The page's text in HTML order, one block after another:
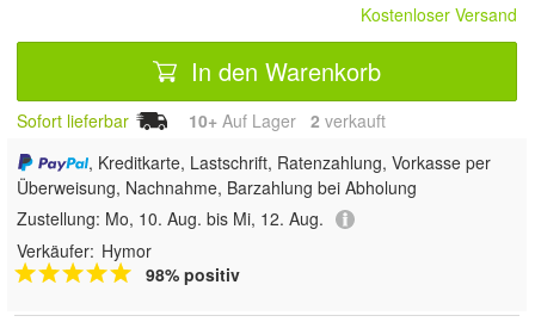
Kostenloser Versand
In den Warenkorb
Sofort lieferbar 10+ Auf Lager 2 verkauft
, Kreditkarte, Lastschrift, Ratenzahlung, Vorkasse per
Überweisung, Nachnahme, Barzahlung bei Abholung
Zustellung: Mo, 10. Aug. bis Mi, 12. Aug.
Verkäufer: Hymor
98% positiv